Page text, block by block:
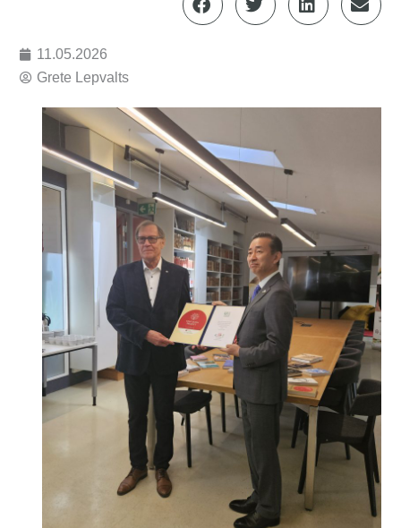
11.05.2026
Grete Lepvalts